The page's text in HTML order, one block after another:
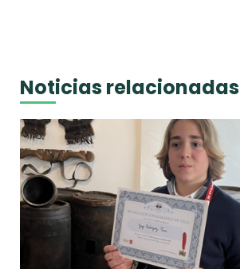
Noticias relacionadas